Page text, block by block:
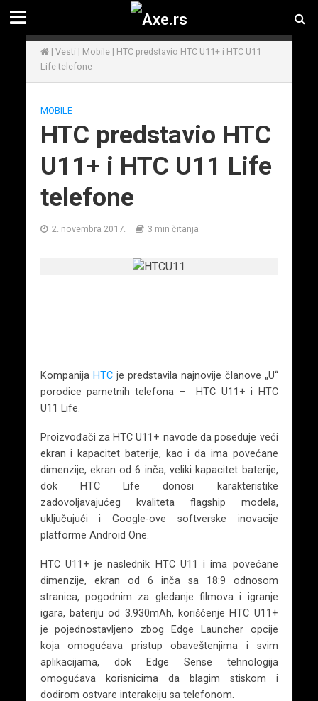
| Vesti | Mobile| HTC predstavio HTC U11+ i HTC U11
Life telefone
MOBILE
HTC predstavio HTC
U11+ i HTC U11 Life
telefone
2. novembra 2017. 3 min čitanja
Kompanija HTCje predstavila najnovije članove „U“
porodice pametnih telefona – HTC U11+ i HTC
U11 Life.
Proizvođači za HTC U11+ navode da poseduje veći
ekran i kapacitet baterije, kao i da ima povećane
dimenzije, ekran od 6 inča, veliki kapacitet baterije,
dok HTC Life donosi karakteristike
zadovoljavajućeg kvaliteta flagship modela,
uključujući i Google-ove softverske inovacije
platforme Android One.
HTC U11+ je naslednik HTC U11 i ima povećane
dimenzije, ekran od 6 inča sa 18:9 odnosom
stranica, pogodnim za gledanje filmova i igranje
igara, bateriju od 3.930mAh, korišćenje HTC U11+
je pojednostavljeno zbog Edge Launcher opcije
koja omogućava pristup obaveštenjima i svim
aplikacijama, dok Edge Sense tehnologija
omogućava korisnicima da blagim stiskom i
dodirom ostvare interakciju sa telefonom.